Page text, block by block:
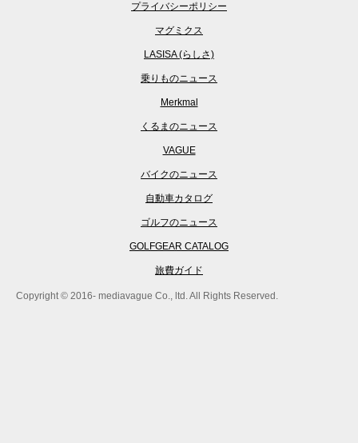
プライバシーポリシー
マグミクス
LASISA (らしさ)
乗りものニュース
Merkmal
くるまのニュース
VAGUE
バイクのニュース
自動車カタログ
ゴルフのニュース
GOLFGEAR CATALOG
旅費ガイド
Copyright © 2016- mediavague Co., ltd. All Rights Reserved.